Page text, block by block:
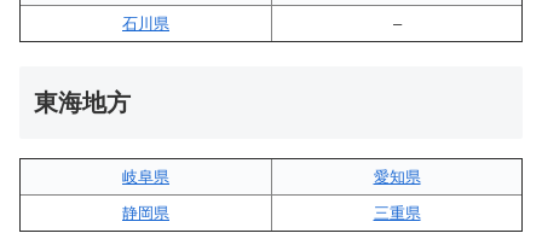
石川県
–
東海地方
岐阜県
愛知県
静岡県
三重県